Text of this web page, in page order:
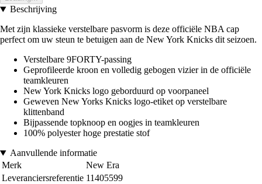
Beschrijving
Met zijn klassieke verstelbare pasvorm is deze officiële NBA cap
perfect om uw steun te betuigen aan de New York Knicks dit seizoen.
Verstelbare 9FORTY-passing
Geprofileerde kroon en volledig gebogen vizier in de officiële
teamkleuren
New York Knicks logo geborduurd op voorpaneel
Geweven New Yorks Knicks logo-etiket op verstelbare
klittenband
Bijpassende topknoop en oogjes in teamkleuren
100% polyester hoge prestatie stof
Aanvullende informatie
Merk
New Era
Leveranciersreferentie 11405599